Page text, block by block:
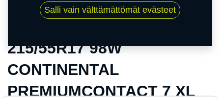
PREMIUMCONTACT 7 XL
215/55R17 98W
CONTINENTAL
PREMIUMCONTACT 7 XL
Salli vain välttämättömät evästeet